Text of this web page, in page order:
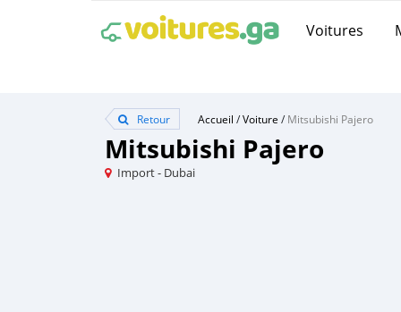
Voitures
Retour Accueil /Voiture /Mitsubishi Pajero
Mitsubishi Pajero
Import - Dubai